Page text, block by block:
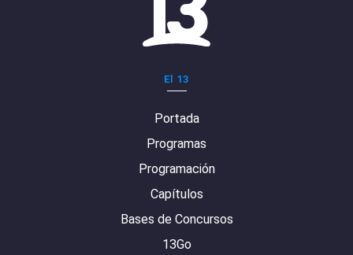
El 13
Portada
Programas
Programación
Capítulos
Bases de Concursos
13Go